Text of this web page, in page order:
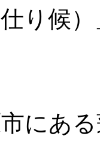
り候
にあ